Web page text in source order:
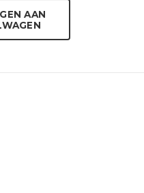
AAN